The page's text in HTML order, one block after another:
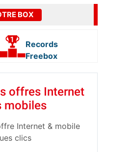
BOX
Records
Freebox
offres Internet
mobiles
Internet & mobile
clics